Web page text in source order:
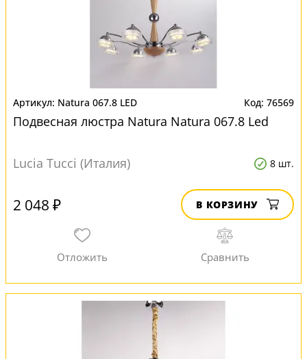
Natura 067.8 LED 76569
Подвесная люстра Natura Natura 067.8 Led
Lucia Tucci (Италия) 8 шт.
2 048 ₽ В КОРЗИНУ